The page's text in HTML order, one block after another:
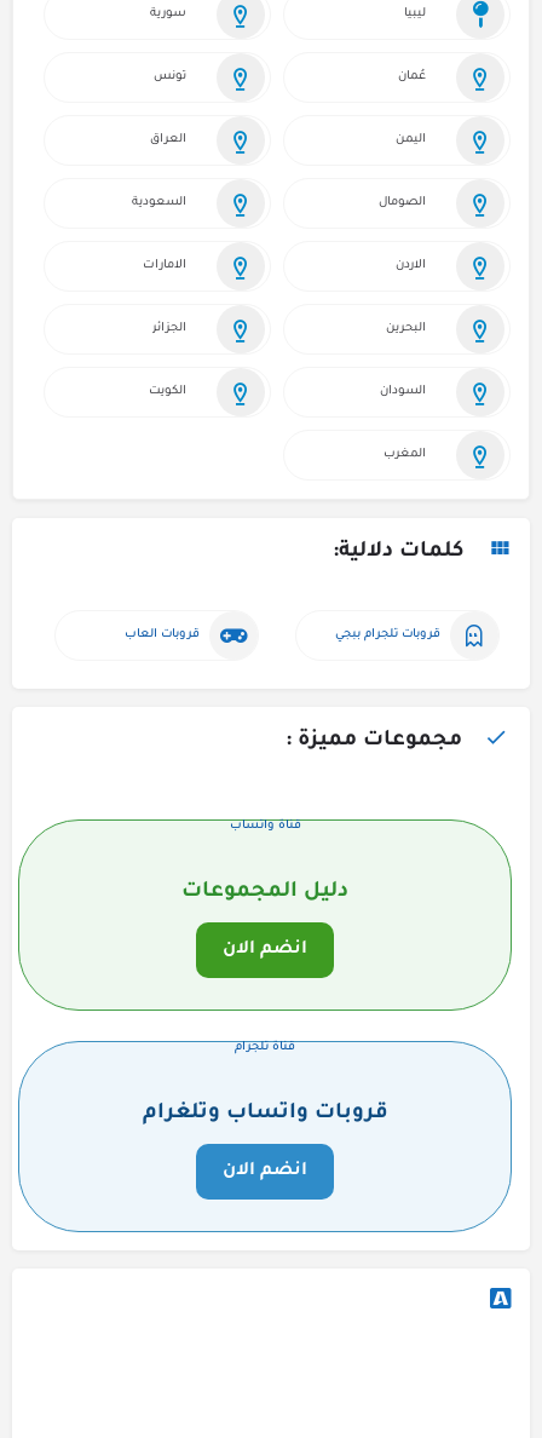
ليبيا سورية
عُمان تونس
اليمن العراق
الصومال السعودية
الاردن الامارات
البحرين الجزائر
السودان الكويت
المغرب
كلمات دلالية:
قروبات تلجرام ببجي قروبات العاب
مجموعات مميزة :
قناة واتساب
دليل المجموعات
انضم الان
قناة تلجرام
قروبات واتساب وتلغرام
انضم الان